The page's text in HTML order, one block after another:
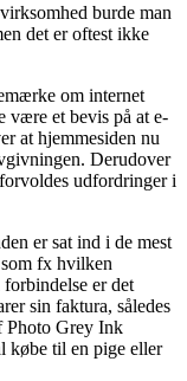
burde man
det er oftest ikke
om internet
være et bevis på at e-
at hjemmesiden nu
Derudover
udfordringer i
er sat ind i de mest
fx hvilken
er det
sin faktura, således
Photo Grey Ink
købe til en pige eller